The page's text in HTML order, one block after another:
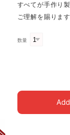
すべてが手作り
ご理解を賜りま
数量